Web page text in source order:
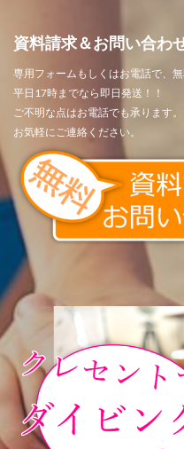
資料請求＆お問い合わ
専用フォームもしくはお電話で、
平日17時までなら即日発送！！
ご不明な点はお電話でも承ります。
お気軽にご連絡ください。